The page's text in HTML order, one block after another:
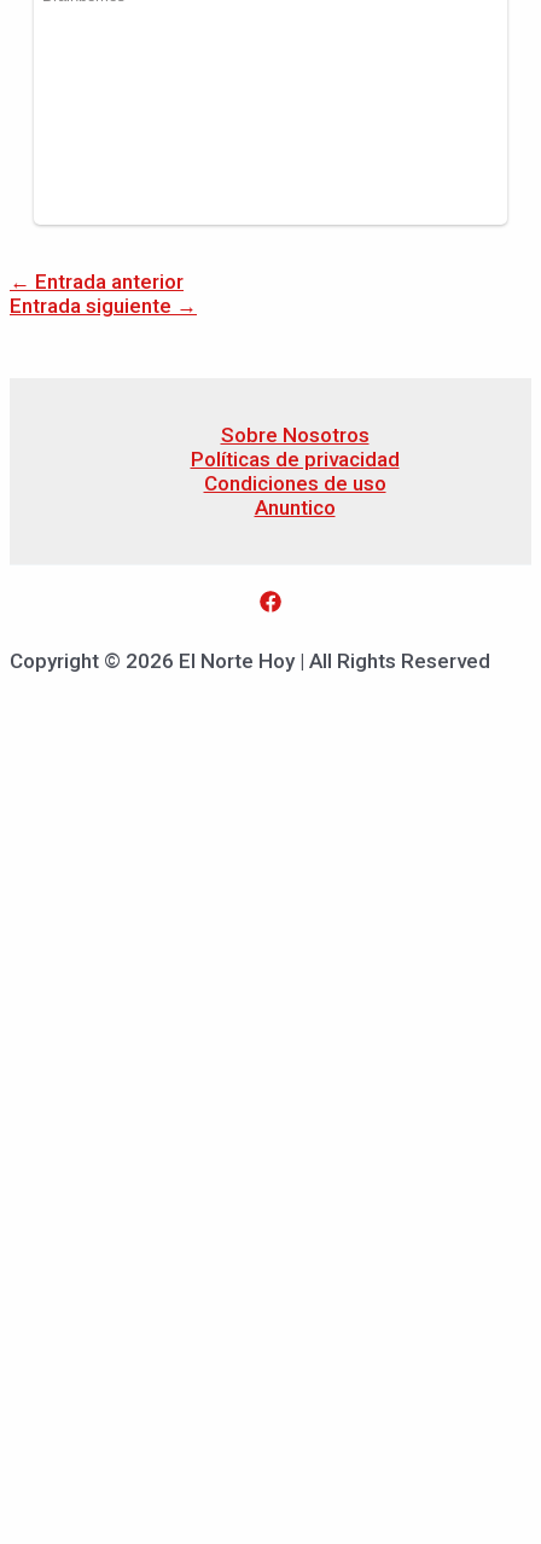
← Entrada anterior
Entrada siguiente →
Sobre Nosotros
Políticas de privacidad
Condiciones de uso
Anuntico
Copyright © 2026 El Norte Hoy | All Rights Reserved